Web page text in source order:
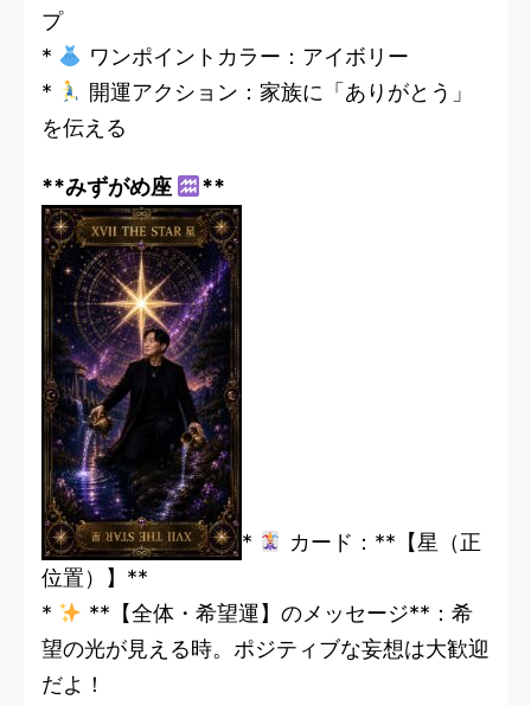
プ
*
ワンポイントカラー：アイボリー
*
開運アクション：家族に「ありがとう」
を伝える
**みずがめ座 **
*
カード：**【星（正
位置）】**
*
**【全体・希望運】のメッセージ**：希
望の光が見える時。ポジティブな妄想は大歓迎
だよ！